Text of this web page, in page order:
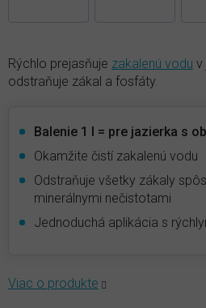
Rýchlo prejasňuje zakalenú vodu v
odstraňuje zákal a fosfáty.
Balenie 1 l = pre jazierka s
Okamžite čistí zakalenú vodu
Odstraňuje všetky zákaly
minerálnymi nečistotami
Jednoduchá aplikácia s